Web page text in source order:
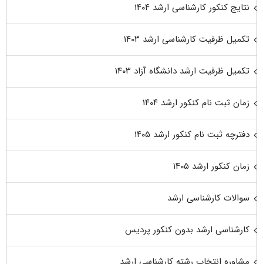
نتایج کنکور کارشناسی ارشد ۱۴۰۴
تکمیل ظرفیت کارشناسی ارشد ۱۴۰۳
تکمیل ظرفیت ارشد دانشگاه آزاد ۱۴۰۳
زمان ثبت نام کنکور ارشد ۱۴۰۴
دفترچه ثبت نام کنکور ارشد ۱۴۰۵
زمان کنکور ارشد ۱۴۰۵
سوالات کارشناسی ارشد
کارشناسی ارشد بدون کنکور پردیس